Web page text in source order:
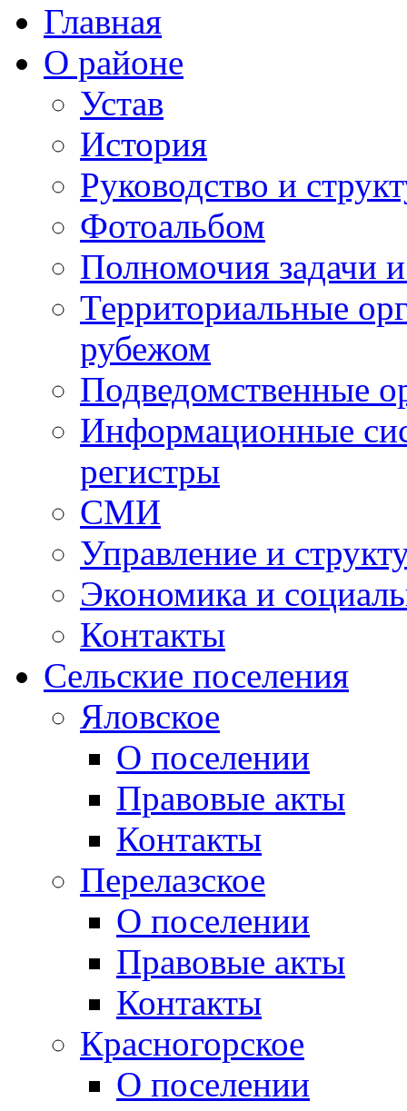
Главная
О районе
Устав
История
Руководство и
Фотоальбом
Полномочия задачи
Территориальные
рубежом
Подведомственные
Информационные
регистры
СМИ
Управление и
Экономика и
Контакты
Сельские поселения
Яловское
О поселении
Правовые акты
Контакты
Перелазское
О поселении
Правовые акты
Контакты
Красногорское
О поселении